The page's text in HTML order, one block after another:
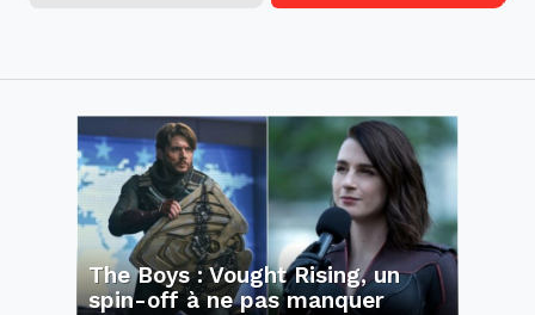
The Boys : Vought Rising, un
spin-off à ne pas manquer